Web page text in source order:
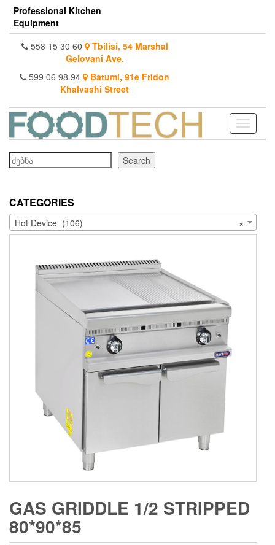
Skip
the
content
Professional Kitchen
Equipment
558 15 30 60
Tbilisi, 54 Marshal
Gelovani Ave.
599 06 98 94
Batumi, 91e Fridon
Khalvashi Street
Toggle
Search
Search
CATEGORIES
×
Hot Device (106)
GAS GRIDDLE 1/2 STRIPPED
80*90*85